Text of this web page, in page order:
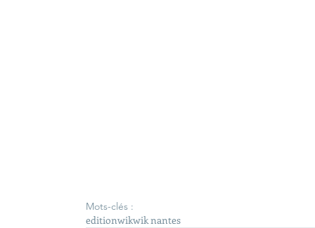
Mots-clés :
editionwikwik nantes